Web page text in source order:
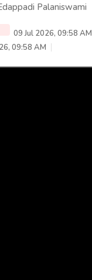
Palaniswami
09 Jul 2026, 09:58 AM
09:58 AM